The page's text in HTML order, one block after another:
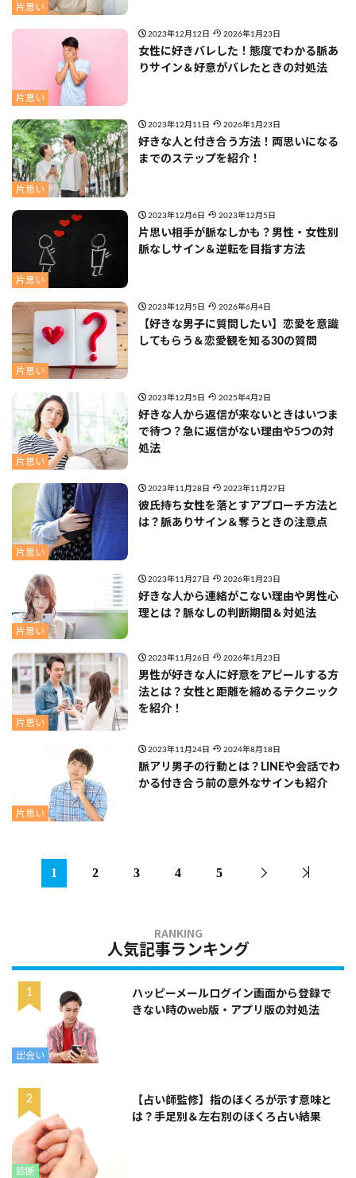
片思い
片思い
2023年12月12日 2026年1月23日
女性に好きバレした！態度でわかる脈あ
りサイン＆好意がバレたときの対処法
片思い
2023年12月11日 2026年1月23日
好きな人と付き合う方法！両思いになる
までのステップを紹介！
片思い
2023年12月6日 2023年12月5日
片思い相手が脈なしかも？男性・女性別
脈なしサイン＆逆転を目指す方法
片思い
2023年12月5日 2026年6月4日
【好きな男子に質問したい】恋愛を意識
してもらう＆恋愛観を知る30の質問
片思い
2023年12月5日 2025年4月2日
好きな人から返信が来ないときはいつま
で待つ？急に返信がない理由や5つの対
処法
片思い
2023年11月28日 2023年11月27日
彼氏持ち女性を落とすアプローチ方法と
は？脈ありサイン＆奪うときの注意点
片思い
2023年11月27日 2026年1月23日
好きな人から連絡がこない理由や男性心
理とは？脈なしの判断期間＆対処法
片思い
2023年11月26日 2026年1月23日
男性が好きな人に好意をアピールする方
法とは？女性と距離を縮めるテクニック
を紹介！
片思い
2023年11月24日 2024年8月18日
脈アリ男子の行動とは？LINEや会話でわ
かる付き合う前の意外なサインも紹介
1 2 3 4 5
人気記事ランキング
出会い
ハッピーメールログイン画面から登録で
きない時のweb版・アプリ版の対処法
診断
【占い師監修】指のほくろが示す意味と
は？手足別＆左右別のほくろ占い結果